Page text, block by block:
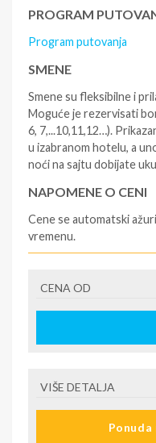
PROGRAM
Program putovanja
SMENE
Smene su fleksibilne i
Moguće je rezervisati
6, 7,...10,11,12…).
u izabranom hotelu, a
noći na sajtu dobijate
NAPOMENE O CENI
Cene se automatski
vremenu.
- rezervisane i
jedinici prema opisu -
prema opisu - uslugu
putovanja
krizu) na destinaciji,
hotela/apartmana za
CENA OD
VIŠE DETALJA